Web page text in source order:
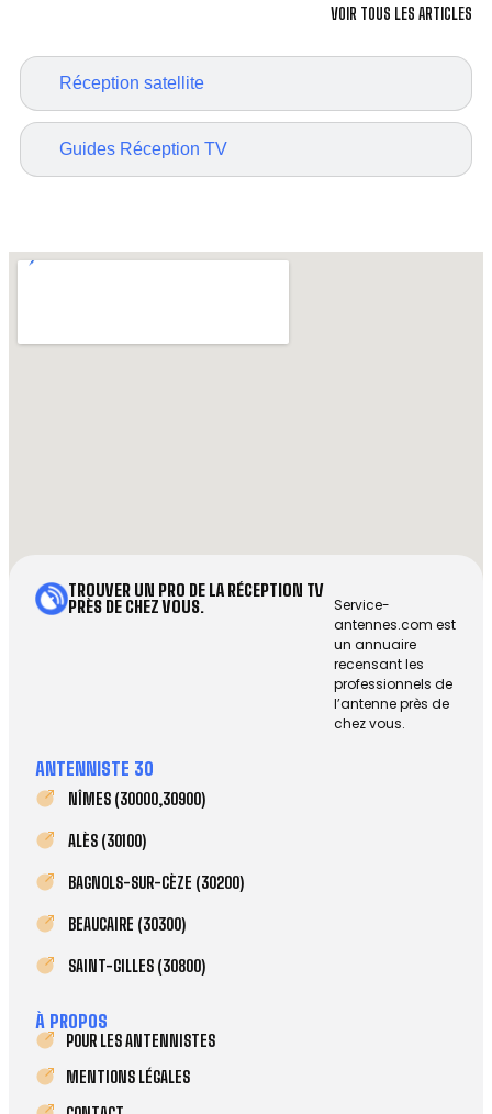
Réception satellite
Guides Réception TV
VOIR TOUS LES ARTICLES
TROUVER UN PRO DE LA RÉCEPTION TV
PRÈS DE CHEZ VOUS.
Service-
antennes.com est
un annuaire
recensant les
professionnels de
l’antenne près de
chez vous.
ANTENNISTE 30
NÎMES (30000,30900)
ALÈS (30100)
BAGNOLS-SUR-CÈZE (30200)
BEAUCAIRE (30300)
SAINT-GILLES (30800)
À PROPOS
POUR LES ANTENNISTES
MENTIONS LÉGALES